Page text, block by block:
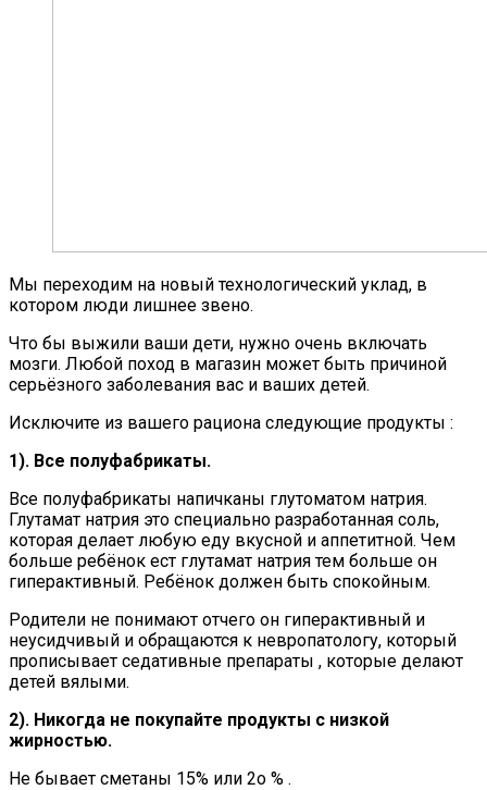
Мы переходим на новый технологический уклад, в
котором люди лишнее звено.
Что бы выжили ваши дети, нужно очень включать
мозги. Любой поход в магазин может быть причиной
серьёзного заболевания вас и ваших детей.
Исключите из вашего рациона следующие продукты :
1). Все полуфабрикаты.
Все полуфабрикаты напичканы глутоматом натрия.
Глутамат натрия это специально разработанная соль,
которая делает любую еду вкусной и аппетитной. Чем
больше ребёнок ест глутамат натрия тем больше он
гиперактивный. Ребёнок должен быть спокойным.
Родители не понимают отчего он гиперактивный и
неусидчивый и обращаются к невропатологу, который
прописывает седативные препараты , которые делают
детей вялыми.
2). Никогда не покупайте продукты с низкой
жирностью.
Не бывает сметаны 15% или 2о % .